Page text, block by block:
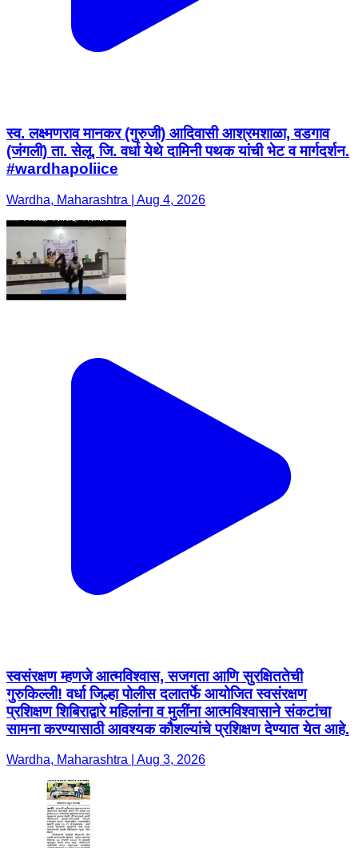
स्व. लक्ष्मणराव मानकर (गुरुजी) आदिवासी आश्रमशाळा, वडगाव
(जंगली) ता. सेलू, जि. वर्धा येथे दामिनी पथक यांची भेट व मार्गदर्शन.
#wardhapoliice
Wardha, Maharashtra | Aug 4, 2026
स्वसंरक्षण म्हणजे आत्मविश्वास, सजगता आणि सुरक्षिततेची
गुरुकिल्ली! वर्धा जिल्हा पोलीस दलातर्फे आयोजित स्वसंरक्षण
प्रशिक्षण शिबिराद्वारे महिलांना व मुलींना आत्मविश्वासाने संकटांचा
सामना करण्यासाठी आवश्यक कौशल्यांचे प्रशिक्षण देण्यात येत आहे.
Wardha, Maharashtra | Aug 3, 2026